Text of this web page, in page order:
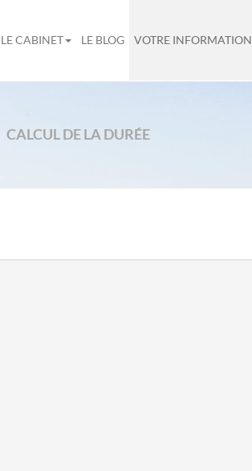
LE CABINET LE BLOG VOTRE INFORMATION
CALCUL DE LA DURÉE